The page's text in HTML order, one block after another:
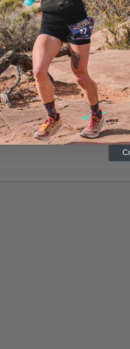
altamente bioactivo
del protocolo
15%de descuento